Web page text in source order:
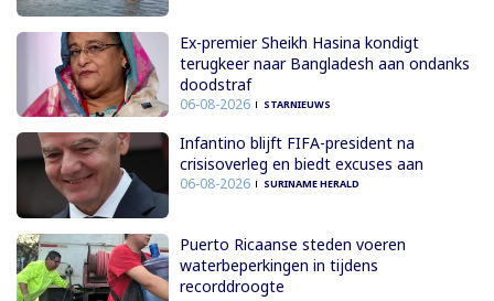
Ex-premier Sheikh Hasina kondigt
terugkeer naar Bangladesh aan ondanks
doodstraf
06-08-2026 STARNIEUWS
Infantino blijft FIFA-president na
crisisoverleg en biedt excuses aan
06-08-2026 SURINAME HERALD
Puerto Ricaanse steden voeren
waterbeperkingen in tijdens
recorddroogte